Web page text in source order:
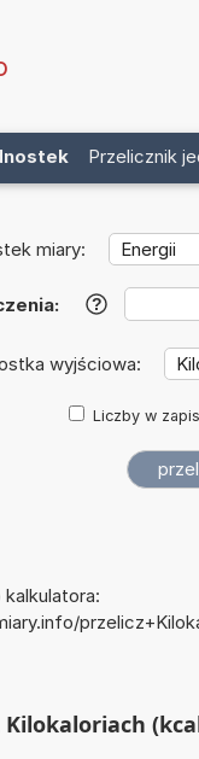
Przelicznik
miary:
?
wyjściowa:
Liczby w